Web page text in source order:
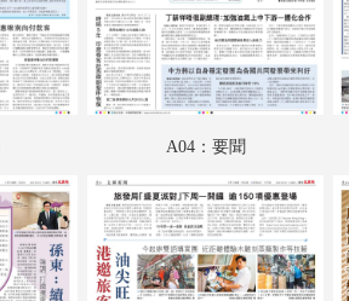
A04：要聞